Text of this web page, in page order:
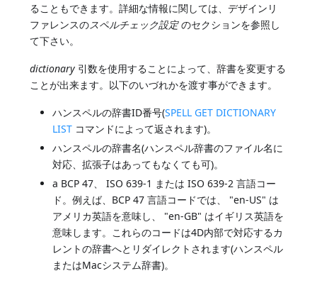
ることもできます。詳細な情報に関しては、デザインリ
ファレンスのスペルチェック設定のセクションを参照し
て下さい。
dictionary 引数を使用することによって、辞書を変更する
ことが出来ます。以下のいづれかを渡す事ができます。
ハンスペルの辞書ID番号(SPELL GET DICTIONARY
LIST コマンドによって返されます)。
ハンスペルの辞書名(ハンスペル辞書のファイル名に
対応、拡張子はあってもなくても可)。
a BCP 47、 ISO 639-1 または ISO 639-2 言語コー
ド。例えば、BCP 47 言語コードでは、 "en-US" は
アメリカ英語を意味し、 "en-GB" はイギリス英語を
意味します。これらのコードは4D内部で対応するカ
レントの辞書へとリダイレクトされます(ハンスペル
またはMacシステム辞書)。